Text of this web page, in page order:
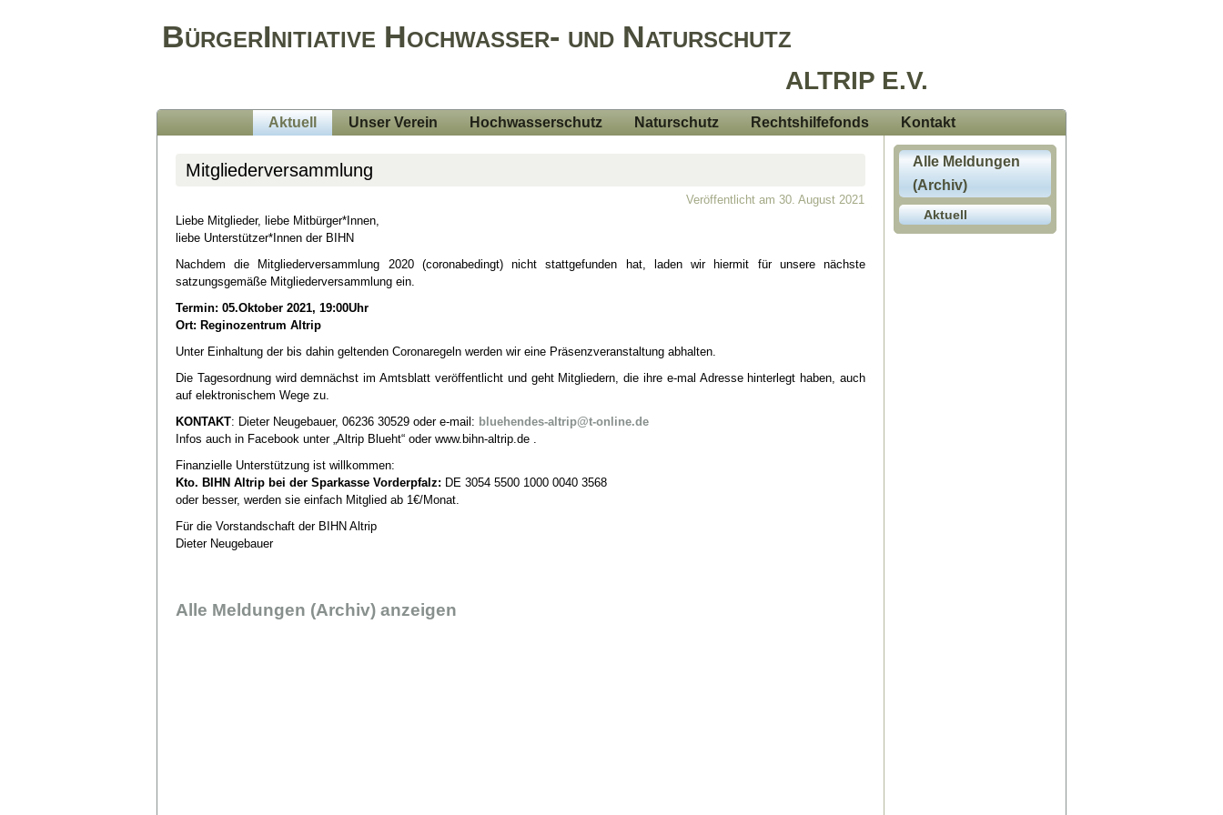
BürgerInitiative Hochwasser- und Naturschutz
ALTRIP E.V.
Aktuell Unser Verein Hochwasserschutz Naturschutz Rechtshilfefonds Kontakt
Mitgliederversammlung
Veröffentlicht am 30. August 2021
Liebe Mitglieder, liebe Mitbürger*Innen,
liebe Unterstützer*Innen der BIHN
Nachdem die Mitgliederversammlung 2020 (coronabedingt) nicht stattgefunden hat, laden wir hiermit für unsere nächste
satzungsgemäße Mitgliederversammlung ein.
Termin: 05.Oktober 2021, 19:00Uhr
Ort: Reginozentrum Altrip
Unter Einhaltung der bis dahin geltenden Coronaregeln werden wir eine Präsenzveranstaltung abhalten.
Die Tagesordnung wird demnächst im Amtsblatt veröffentlicht und geht Mitgliedern, die ihre e-mal Adresse hinterlegt haben, auch
auf elektronischem Wege zu.
KONTAKT: Dieter Neugebauer, 06236 30529 oder e-mail: bluehendes-altrip@t-online.de
Infos auch in Facebook unter „Altrip Blueht“ oder www.bihn-altrip.de .
Finanzielle Unterstützung ist willkommen:
Kto. BIHN Altrip bei der Sparkasse Vorderpfalz: DE 3054 5500 1000 0040 3568
oder besser, werden sie einfach Mitglied ab 1€/Monat.
Für die Vorstandschaft der BIHN Altrip
Dieter Neugebauer
Alle Meldungen (Archiv) anzeigen
Alle Meldungen
(Archiv)
Aktuell